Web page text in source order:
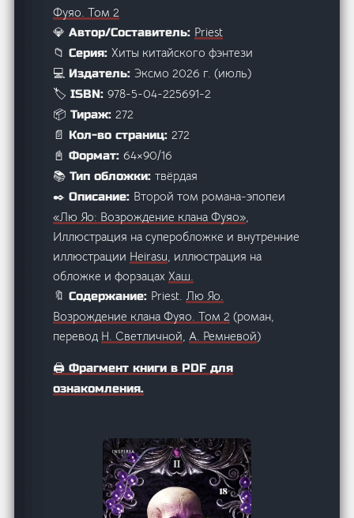
Фуяо. Том 2
💎 Автор/Составитель: Priest
📁 Серия:Хиты китайского фэнтези
💻 Издатель: Эксмо 2026 г. (июль)
🏷️ ISBN:978-5-04-225691-2
📦 Тираж:272
📄 Кол-во страниц:272
📓 Формат:64×90/16
📚 Тип обложки:твёрдая
✒️ Описание: Второй том романа-эпопеи
«Лю Яо: Возрождение клана Фуяо»,
Иллюстрация на суперобложке и внутренние
иллюстрации Heirasu, иллюстрация на
обложке и форзацахХаш.
🔖 Содержание: Priest.Лю Яо.
Возрождение клана Фуяо. Том 2 (роман,
перевод Н. Светличной,А. Ремневой)
🖨️ Фрагмент книги в PDF для
ознакомления.